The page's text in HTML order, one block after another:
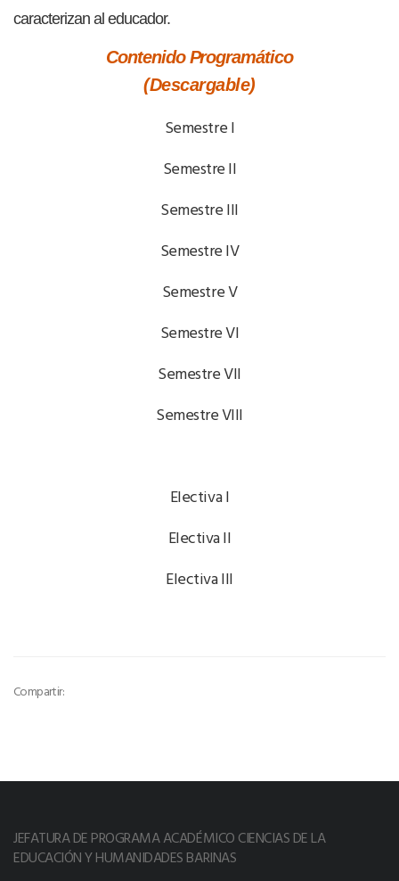
caracterizan al educador.
Contenido Programático
(Descargable)
Semestre I
Semestre II
Semestre III
Semestre IV
Semestre V
Semestre VI
Semestre VII
Semestre VIII
Electiva I
Electiva II
Electiva III
Compartir:
JEFATURA DE PROGRAMA ACADÉMICO CIENCIAS DE LA
EDUCACIÓN Y HUMANIDADES BARINAS